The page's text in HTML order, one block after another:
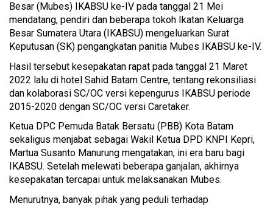
Besar (Mubes) IKABSU ke-IV pada tanggal 21 Mei
mendatang, pendiri dan beberapa tokoh Ikatan Keluarga
Besar Sumatera Utara (IKABSU) mengeluarkan Surat
Keputusan (SK) pengangkatan panitia Mubes IKABSU ke-IV.
Hasil tersebut kesepakatan rapat pada tanggal 21 Maret
2022 lalu di hotel Sahid Batam Centre, tentang rekonsiliasi
dan kolaborasi SC/OC versi kepengurus IKABSU periode
2015-2020 dengan SC/OC versi Caretaker.
Ketua DPC Pemuda Batak Bersatu (PBB) Kota Batam
sekaligus menjabat sebagai Wakil Ketua DPD KNPI Kepri,
Martua Susanto Manurung mengatakan, ini era baru bagi
IKABSU. Setelah melewati beberapa ganjalan, akhirnya
kesepakatan tercapai untuk melaksanakan Mubes.
Menurutnya, banyak pihak yang peduli terhadap